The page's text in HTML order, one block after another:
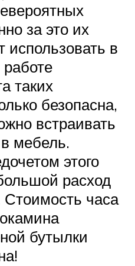
за это их
использовать в
работе
таких
безопасна,
встраивать
мебель.
этого
расход
Стоимость часа
бутылки